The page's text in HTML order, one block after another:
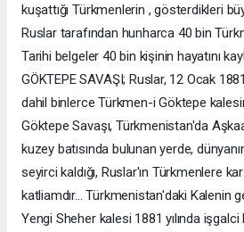
kuşattığı Türkmenlerin , gösterdikleri
Ruslar tarafından hunharca 40 bin
Tarihi belgeler 40 bin kişinin hayatını
GÖKTEPE SAVAŞI; Ruslar, 12 Ocak
dahil binlerce Türkmen-i Göktepe
Göktepe Savaşı, Türkmenistan'da
kuzey batısında bulunan yerde,
seyirci kaldığı, Ruslar'ın Türkmenlere
katliamdır... Türkmenistan'daki Kalenin
Yengi Sheher kalesi 1881 yılında